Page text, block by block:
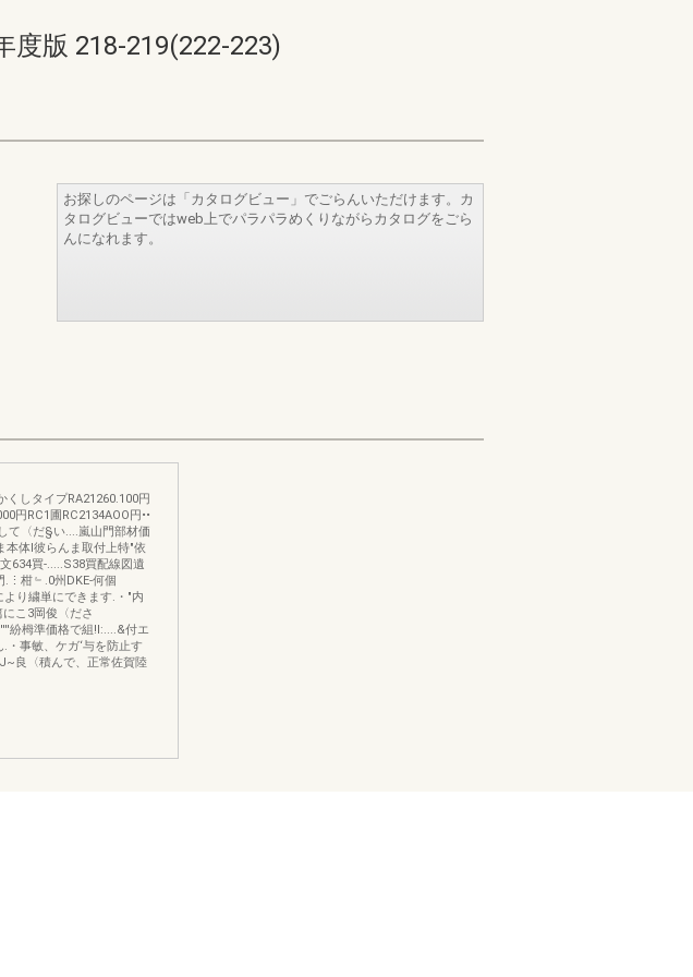
版 218-219(222-223)
お探しのページは「カタログビュー」でごらんいただけます。カ
タログビューではweb上でパラパラめくりながらカタログをごら
んになれます。
くしタイプRA21260.100円
円RC1圃RC2134AOO円••
て〈だ§い....嵐山門部材価
本体l彼らんま取付上特"依
634買-.....S38買配線図遺
.⋮柑﹄.0州DKE-何個
り繍単にできます.・"内
こ3岡俊〈ださ
紛栂準価格で組!l:....&付エ
事敏、ケガ‘与を防止す
良〈積んで、正常佐賀陸